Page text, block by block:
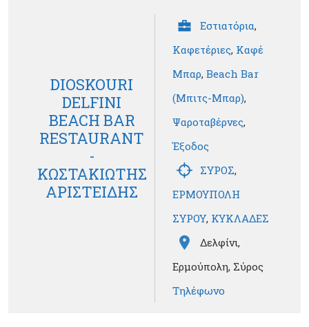
DIOSKOURI
DELFINI
BEACH BAR
RESTAURANT
-
ΚΩΣΤΑΚΙΩΤΗΣ
ΑΡΙΣΤΕΙΔΗΣ
Εστιατόρια,
Καφετέριες, Καφέ
Μπαρ, Beach Bar
(Μπιτς-Μπαρ),
Ψαροταβέρνες,
Έξοδος
ΣΥΡΟΣ,
ΕΡΜΟΥΠΟΛΗ
ΣΥΡΟΥ, ΚΥΚΛΑΔΕΣ
Δελφίνι,
Ερμούπολη, Σύρος
Τηλέφωνο